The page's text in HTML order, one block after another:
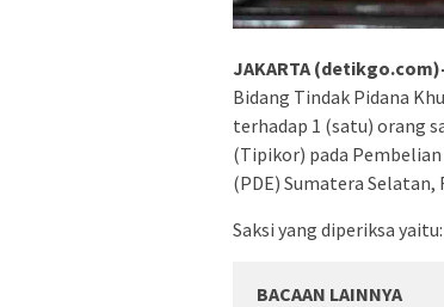
JAKARTA
Bidang Tindak Pidana
terhadap 1 (satu) orang
(Tipikor) pada
(PDE) Sumatera Selatan,
Saksi yang diperiksa yaitu:
BACAAN LAINNYA